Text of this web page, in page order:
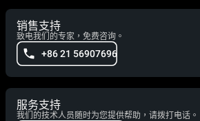
销售支持
致电我们的专家，免费咨询。
+86 21 56907696
服务支持
我们的技术人员随时为您提供帮助，请拨打电话。